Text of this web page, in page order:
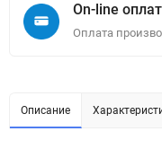
On-line
Оплата
Описание